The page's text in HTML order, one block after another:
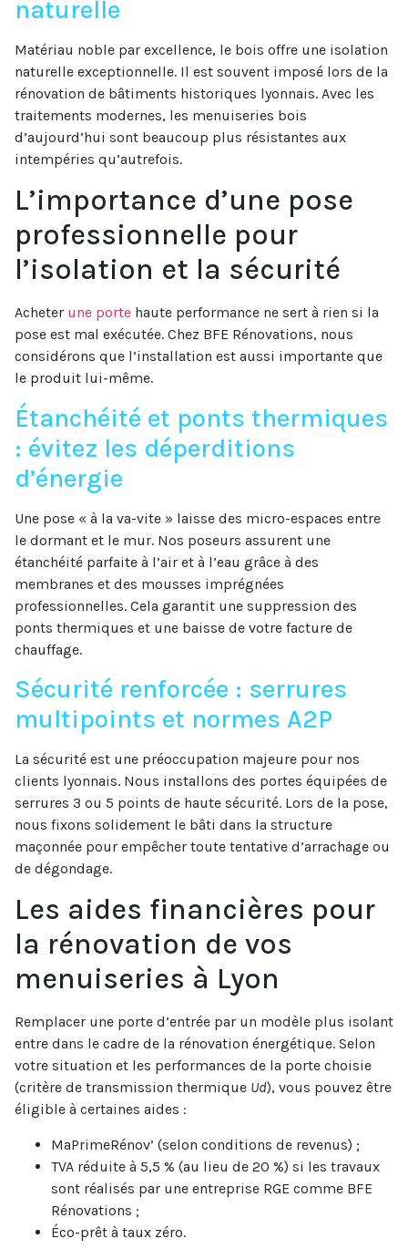
naturelle
Matériau noble par excellence, le bois offre une isolation
naturelle exceptionnelle. Il est souvent imposé lors de la
rénovation de bâtiments historiques lyonnais. Avec les
traitements modernes, les menuiseries bois
d’aujourd’hui sont beaucoup plus résistantes aux
intempéries qu’autrefois.
L’importance d’une pose
professionnelle pour
l’isolation et la sécurité
Acheter une porte haute performance ne sert à rien si la
pose est mal exécutée. Chez BFE Rénovations, nous
considérons que l’installation est aussi importante que
le produit lui-même.
Étanchéité et ponts thermiques
: évitez les déperditions
d’énergie
Une pose « à la va-vite » laisse des micro-espaces entre
le dormant et le mur. Nos poseurs assurent une
étanchéité parfaite à l’air et à l’eau grâce à des
membranes et des mousses imprégnées
professionnelles. Cela garantit une suppression des
ponts thermiques et une baisse de votre facture de
chauffage.
Sécurité renforcée : serrures
multipoints et normes A2P
La sécurité est une préoccupation majeure pour nos
clients lyonnais. Nous installons des portes équipées de
serrures 3 ou 5 points de haute sécurité. Lors de la pose,
nous fixons solidement le bâti dans la structure
maçonnée pour empêcher toute tentative d’arrachage ou
de dégondage.
Les aides financières pour
la rénovation de vos
menuiseries à Lyon
Remplacer une porte d’entrée par un modèle plus isolant
entre dans le cadre de la rénovation énergétique. Selon
votre situation et les performances de la porte choisie
(critère de transmission thermique Ud), vous pouvez être
éligible à certaines aides :
MaPrimeRénov’ (selon conditions de revenus) ;
TVA réduite à 5,5 % (au lieu de 20 %) si les travaux
sont réalisés par une entreprise RGE comme BFE
Rénovations ;
Éco-prêt à taux zéro.